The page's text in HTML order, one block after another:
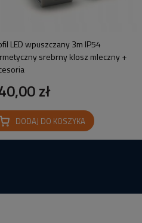
LED wpuszczany 3m IP54
srebrny klosz mleczny +
zł
DODAJ DO KOSZYKA